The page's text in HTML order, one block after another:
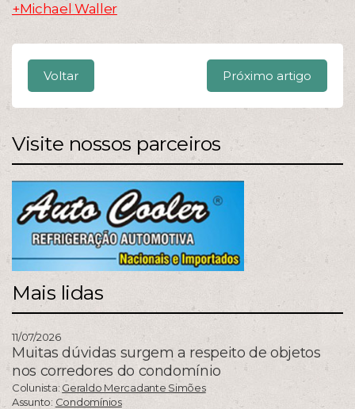
+Michael Waller
Voltar Próximo artigo
Visite nossos parceiros
Mais lidas
11/07/2026
Muitas dúvidas surgem a respeito de objetos
nos corredores do condomínio
Colunista: Geraldo Mercadante Simões
Assunto: Condomínios